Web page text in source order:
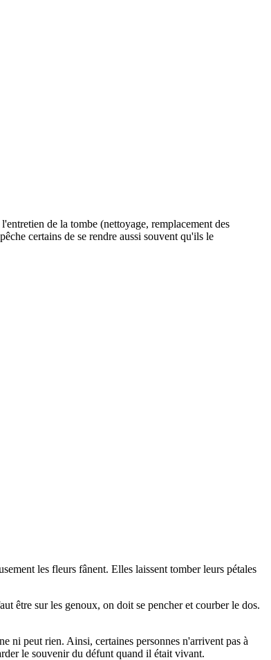
de la tombe (nettoyage, remplacement des
certains de se rendre aussi souvent qu'ils le
les fleurs fânent. Elles laissent tomber leurs pétales
être sur les genoux, on doit se pencher et courber le dos.
ni peut rien. Ainsi, certaines personnes n'arrivent pas à
le souvenir du défunt quand il était vivant.